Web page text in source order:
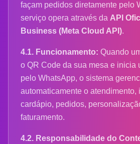
façam pedidos diretamente pelo
serviço opera através da API
Business (Meta Cloud API).
4.1. Funcionamento: Quando
o QR Code da sua mesa e inicia
pelo WhatsApp, o sistema
automaticamente o atendimento,
cardápio, pedidos,
faturamento.
4.2. Responsabilidade do